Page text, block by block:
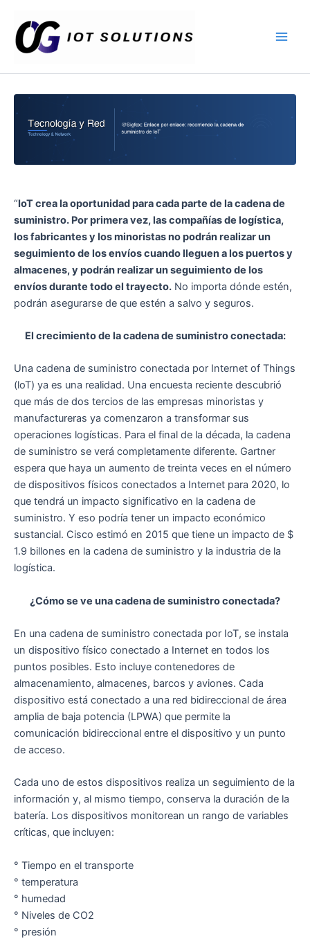
contenido
“IoT crea la oportunidad para cada parte de la cadena de
suministro. Por primera vez, las compañías de logística,
los fabricantes y los minoristas no podrán realizar un
seguimiento de los envíos cuando lleguen a los puertos y
almacenes, y podrán realizar un seguimiento de los
envíos durante todo el trayecto. No importa dónde estén,
podrán asegurarse de que estén a salvo y seguros.
El crecimiento de la cadena de suministro conectada:
Una cadena de suministro conectada por Internet of Things
(loT) ya es una realidad. Una encuesta reciente descubrió
que más de dos tercios de las empresas minoristas y
manufactureras ya comenzaron a transformar sus
operaciones logísticas. Para el final de la década, la cadena
de suministro se verá completamente diferente. Gartner
espera que haya un aumento de treinta veces en el número
de dispositivos físicos conectados a Internet para 2020, lo
que tendrá un impacto significativo en la cadena de
suministro. Y eso podría tener un impacto económico
sustancial. Cisco estimó en 2015 que tiene un impacto de $
1.9 billones en la cadena de suministro y la industria de la
logística.
¿Cómo se ve una cadena de suministro conectada?
En una cadena de suministro conectada por IoT, se instala
un dispositivo físico conectado a Internet en todos los
puntos posibles. Esto incluye contenedores de
almacenamiento, almacenes, barcos y aviones. Cada
dispositivo está conectado a una red bidireccional de área
amplia de baja potencia (LPWA) que permite la
comunicación bidireccional entre el dispositivo y un punto
de acceso.
Cada uno de estos dispositivos realiza un seguimiento de la
información y, al mismo tiempo, conserva la duración de la
batería. Los dispositivos monitorean un rango de variables
críticas, que incluyen:
° Tiempo en el transporte
° temperatura
° humedad
° Niveles de CO2
° presión